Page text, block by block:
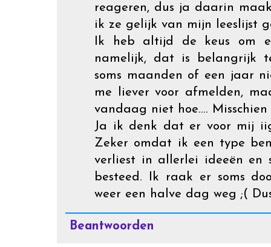
reageren, dus ja daarin
ik ze gelijk van mijn leeslijst
Ik heb altijd de keus om
namelijk, dat is belangrijk
soms maanden of een jaar
me liever voor afmelden,
vandaag niet hoe....
Ja ik denk dat er voor mij
Zeker omdat ik een type
verliest in allerlei ideeën en
besteed. Ik raak er soms
weer een halve dag weg ;(
Beantwoorden